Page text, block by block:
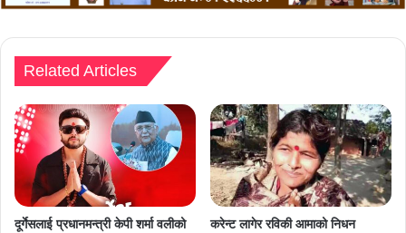
Related Articles
दूर्गेसलाई प्रधानमन्त्री केपी शर्मा वलीको
करेन्ट लागेर रविकी आमाको निधन